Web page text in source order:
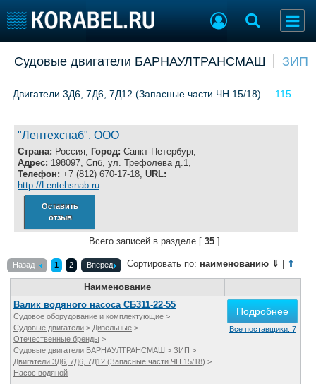
Пульс
Компании
Репутация
Работа
Крюинг
Журнал
Реклама
Доска объявлений
Оборудование
Изделия
Материалы
Услуги
Конференции
Выставки и семинары
Словарь
Отзывы
Все службы
Судовые двигатели БАРНАУЛТРАНСМАШ ЗИП
Двигатели 3Д6, 7Д6, 7Д12 (Запасные части ЧН 15/18) 115
"Лентехснаб", ООО
Страна: Россия, Город: Санкт-Петербург,
Адрес: 198097, Спб, ул. Трефолева д.1,
Телефон: +7 (812) 670-17-18, URL:
http://Lentehsnab.ru
Оставить
отзыв
Всего записей в разделе [ 35 ]
Назад 1 2 Вперед Сортировать по: наименованию ⇓ ⇑
Наименование
Валик водяного насоса СБ311-22-55
Судовое оборудование и комплектующие >
Судовые двигатели > Дизельные >
Отечественные бренды >
Судовые двигатели БАРНАУЛТРАНСМАШ > ЗИП >
Двигатели 3Д6, 7Д6, 7Д12 (Запасные части ЧН 15/18) >
Насос водяной
Подробнее
Все поставщики: 7